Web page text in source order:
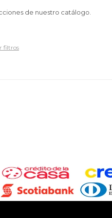
de nuestro catálogo.
filtros